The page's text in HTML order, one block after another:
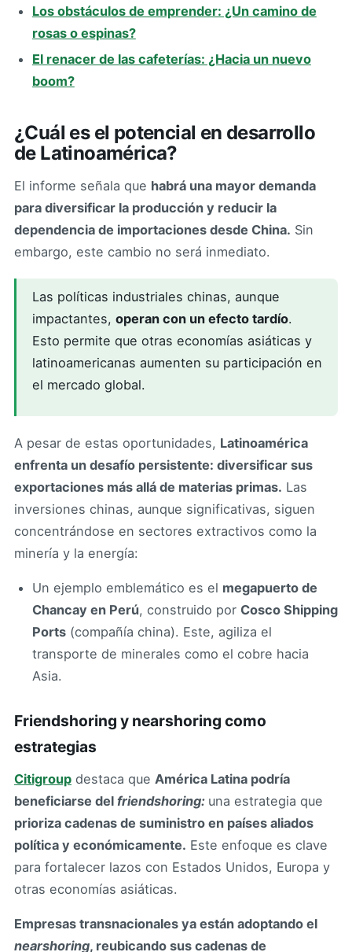
Los obstáculos de emprender: ¿Un camino de
rosas o espinas?
El renacer de las cafeterías: ¿Hacia un nuevo
boom?
¿Cuál es el potencial en desarrollo
de Latinoamérica?
El informe señala que habrá una mayor demanda
para diversificar la producción y reducir la
dependencia de importaciones desde China. Sin
embargo, este cambio no será inmediato.
Las políticas industriales chinas, aunque
impactantes, operan con un efecto tardío.
Esto permite que otras economías asiáticas y
latinoamericanas aumenten su participación en
el mercado global.
A pesar de estas oportunidades, Latinoamérica
enfrenta un desafío persistente: diversificar sus
exportaciones más allá de materias primas. Las
inversiones chinas, aunque significativas, siguen
concentrándose en sectores extractivos como la
minería y la energía:
Un ejemplo emblemático es el megapuerto de
Chancay en Perú, construido por Cosco Shipping
Ports(compañía china). Este, agiliza el
transporte de minerales como el cobre hacia
Asia.
Friendshoring y nearshoring como
estrategias
Citigroup destaca que América Latina podría
beneficiarse del friendshoring: una estrategia que
prioriza cadenas de suministro en países aliados
política y económicamente. Este enfoque es clave
para fortalecer lazos con Estados Unidos, Europa y
otras economías asiáticas.
Empresas transnacionales ya están adoptando el
nearshoring, reubicando sus cadenas de